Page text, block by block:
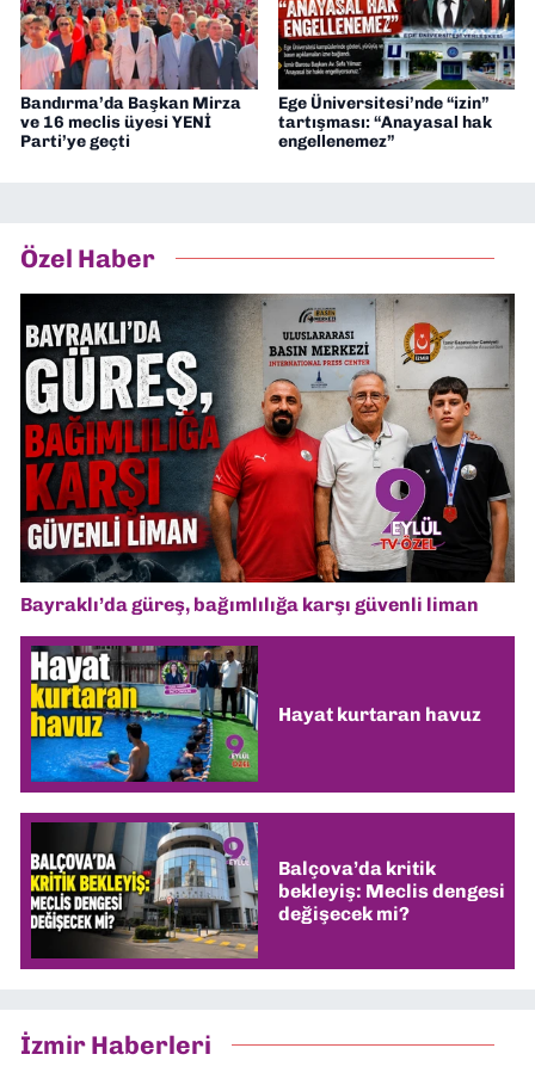
Bandırma’da Başkan Mirza
ve 16 meclis üyesi YENİ
Parti’ye geçti
Ege Üniversitesi’nde “izin”
tartışması: “Anayasal hak
engellenemez”
Özel Haber
Bayraklı’da güreş, bağımlılığa karşı güvenli liman
Hayat kurtaran havuz
Balçova’da kritik
bekleyiş: Meclis dengesi
değişecek mi?
İzmir Haberleri